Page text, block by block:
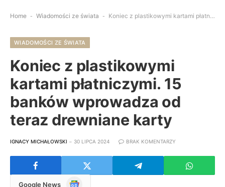
Home - Wiadomości ze świata - Koniec z plastikowymi kartami płatniczymi. 15 banków wprowadza od teraz drewniane karty
WIADOMOŚCI ZE ŚWIATA
Koniec z plastikowymi
kartami płatniczymi. 15
banków wprowadza od
teraz drewniane karty
IGNACY MICHAŁOWSKI 30 LIPCA 2024 BRAK KOMENTARZY
Google News Google